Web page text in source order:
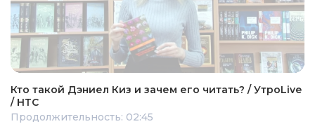
Кто такой Дэниел Киз и зачем его читать? / УтроLive
/ НТС
Продолжительность: 02:45